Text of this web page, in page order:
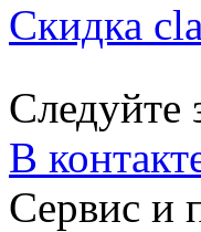
Скидка
Следуйте
В
Сервис и